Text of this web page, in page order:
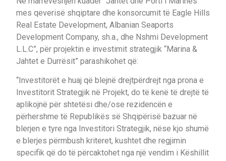
mes qeverisë shqiptare dhe konsorcumit të Eagle Hills
Real Estate Development, Albanian Seaports
Development Company, sh.a., dhe Nshmi Development
L.L.C”, për projektin e investimit strategjik “Marina &
Jahtet e Durrësit” parashikohet që:
“Investitorët e huaj që blejnë drejtpërdrejt nga prona e
Investitorit Strategjik në Projekt, do të kenë të drejtë të
aplikojnë për shtetësi dhe/ose rezidencën e
përhershme të Republikës së Shqipërisë bazuar në
blerjen e tyre nga Investitori Strategjik, nëse kjo shumë
e blerjes përmbush kriteret, kushtet dhe regjimin
specifik që do të përcaktohet nga një vendim i Këshillit